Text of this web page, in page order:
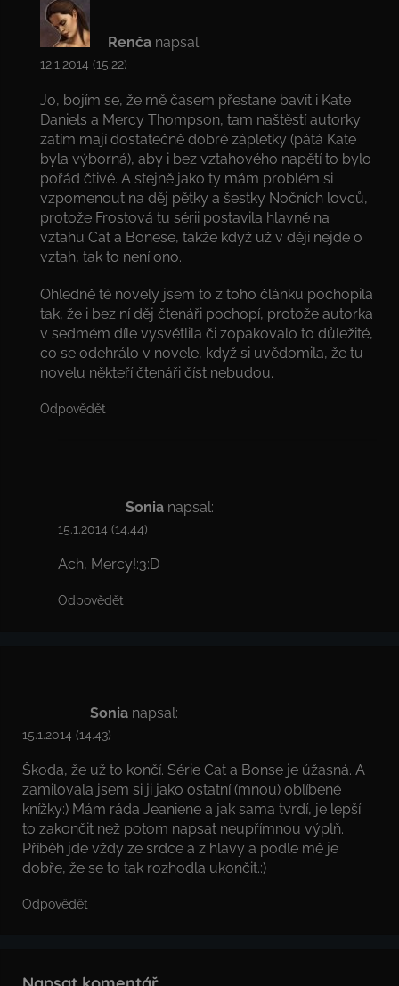
Renča napsal:
12.1.2014 (15.22)
Jo, bojím se, že mě časem přestane bavit i Kate
Daniels a Mercy Thompson, tam naštěstí autorky
zatím mají dostatečně dobré zápletky (pátá Kate
byla výborná), aby i bez vztahového napětí to bylo
pořád čtivé. A stejně jako ty mám problém si
vzpomenout na děj pětky a šestky Nočních lovců,
protože Frostová tu sérii postavila hlavně na
vztahu Cat a Bonese, takže když už v ději nejde o
vztah, tak to není ono.
Ohledně té novely jsem to z toho článku pochopila
tak, že i bez ní děj čtenáři pochopí, protože autorka
v sedmém díle vysvětlila či zopakovalo to důležité,
co se odehrálo v novele, když si uvědomila, že tu
novelu někteří čtenáři číst nebudou.
Odpovědět
Sonia napsal:
15.1.2014 (14.44)
Ach, Mercy!:3:D
Odpovědět
Sonia napsal:
15.1.2014 (14.43)
Škoda, že už to končí. Série Cat a Bonse je úžasná. A
zamilovala jsem si ji jako ostatní (mnou) oblíbené
knížky:) Mám ráda Jeaniene a jak sama tvrdí, je lepší
to zakončit než potom napsat neupřímnou výplň.
Příběh jde vždy ze srdce a z hlavy a podle mě je
dobře, že se to tak rozhodla ukončit.:)
Odpovědět